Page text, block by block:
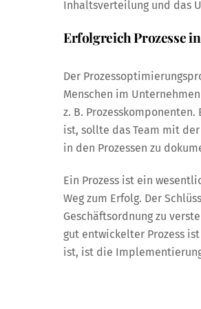
Inhaltsverteilung und das
Erfolgreich Prozesse
Der
Menschen im
z. B.
ist, sollte das Team mit
in den Prozessen zu
Ein Prozess ist ein
Weg zum Erfolg. Der
Geschäftsordnung zu
gut entwickelter Prozess
ist, ist die